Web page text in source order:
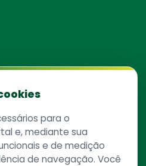
para o
e, mediante sua
e de medição
de navegação. Você